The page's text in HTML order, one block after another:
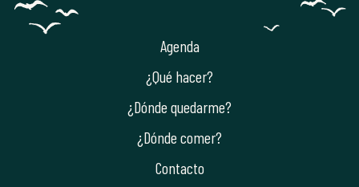
Agenda
¿Qué hacer?
¿Dónde quedarme?
¿Dónde comer?
Contacto